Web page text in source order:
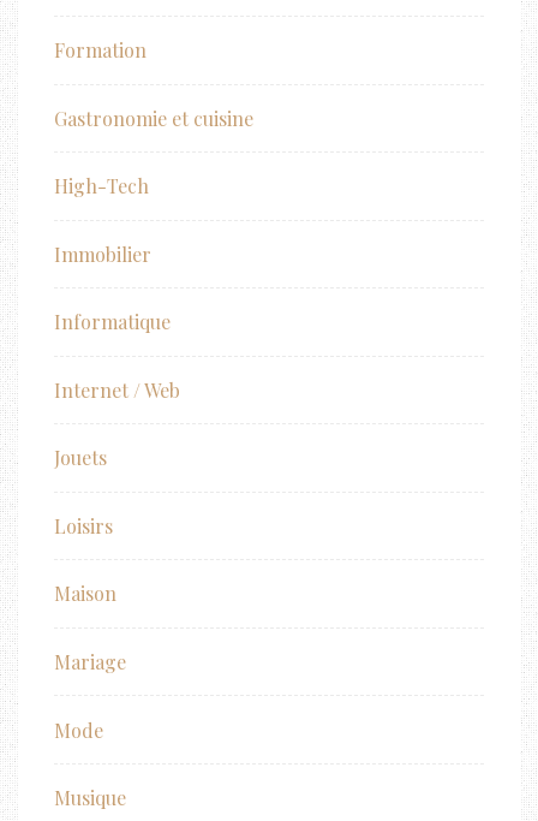
Formation
Gastronomie et cuisine
High-Tech
Immobilier
Informatique
Internet / Web
Jouets
Loisirs
Maison
Mariage
Mode
Musique